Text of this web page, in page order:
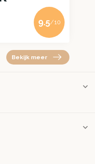
9.5/10
Bekijk meer